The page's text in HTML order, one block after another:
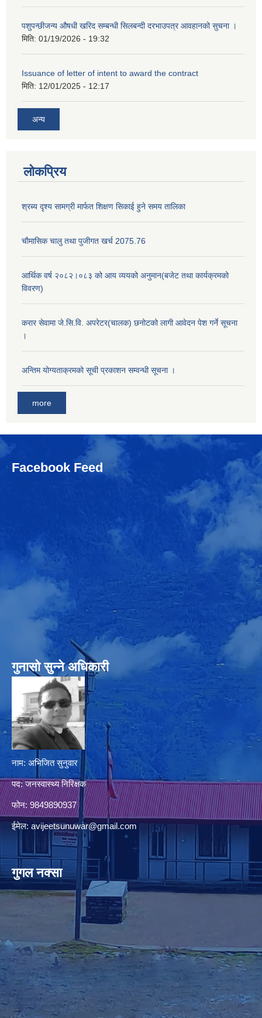
पशुपन्छीजन्य औषधी खरिद सम्बन्धी सिलबन्दी दरभाउपत्र आवहानको सुचना ।
मिति: 01/19/2026 - 19:32
Issuance of letter of intent to award the contract
मिति: 12/01/2025 - 12:17
अन्य
लोकप्रिय
श्रब्य दृश्य सामग्री मार्फत शिक्षण सिकाई हुने समय तालिका
चाैमासिक चालु तथा पुजीगत खर्च 2075.76
आर्थिक वर्ष २०८२।०८३ को आय व्ययको अनुमान(बजेट तथा कार्यक्रमको
विवरण)
करार सेवामा जे.सि.वि. अपरेटर(चालक) छनोटको लागी आवेदन पेश गर्ने सूचना
।
अन्तिम योग्यताक्रमको सूची प्रकाशन सम्वन्धी सूचना ।
more
Facebook Feed
गुनासो सुन्‍ने अधिकारी
नाम: अभिजित सुनुवार
पद: जनस्वास्थ्य निरिक्षक
फोन: 9849890937
ईमेल: avijeetsunuwar@gmail.com
गुगल नक्सा